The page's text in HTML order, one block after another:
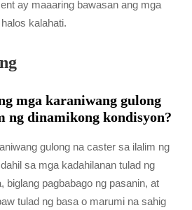
ay maaaring bawasan ang mga
kalahati.
mga karaniwang gulong
ng dinamikong kondisyon?
gulong na caster sa ilalim ng
sa mga kadahilanan tulad ng
biglang pagbabago ng pasanin, at
tulad ng basa o marumi na sahig